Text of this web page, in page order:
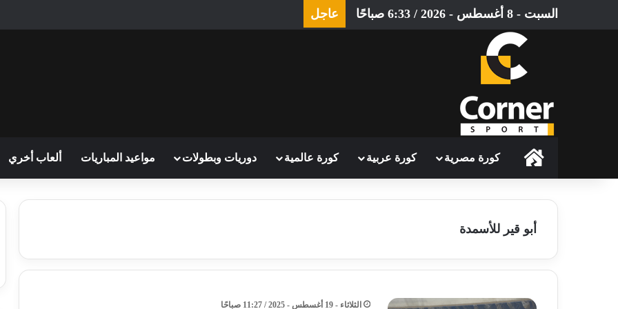
السبت - 8 أغسطس - 2026 / 6:33 صباحًا عاجل
الرئيسيةكورة مصرية كورة عربية كورة عالمية دوريات وبطولات مواعيد المباريات ألعاب أخري
أبو قير للأسمدة
الثلاثاء - 19 أغسطس - 2025 / 11:27 صباحًا